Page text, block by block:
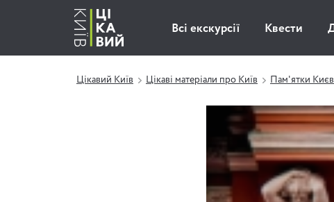
Всі екскурсії Квести
Цікавий Київ Цікаві матеріали про Київ Пам'ятки